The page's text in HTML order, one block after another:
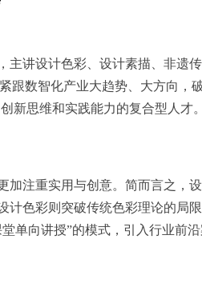
讲设计色彩、设计素描、非遗
数智化产业大趋势、大方向，
新思维和实践能力的复合型人才。
注重实用与创意。简而言之，
色彩则突破传统色彩理论的局
单向讲授”的模式，引入行业前